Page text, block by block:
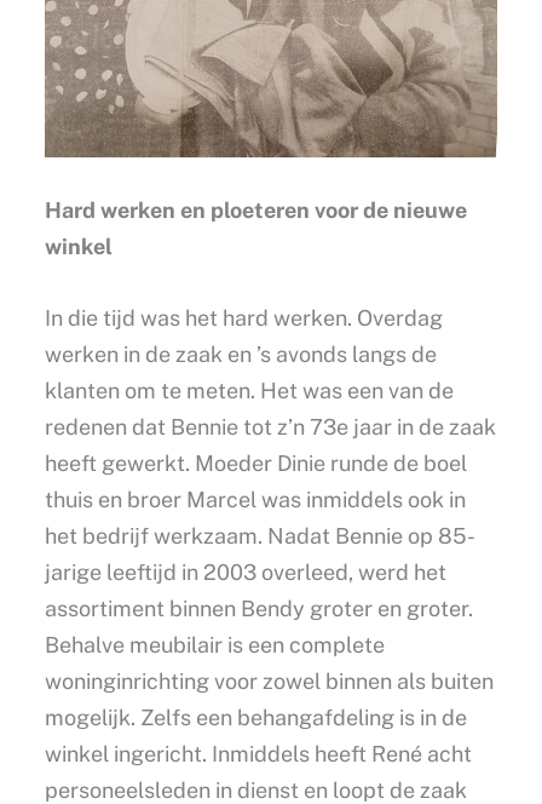
Hard werken en ploeteren voor de nieuwe
winkel
In die tijd was het hard werken. Overdag
werken in de zaak en ’s avonds langs de
klanten om te meten. Het was een van de
redenen dat Bennie tot z’n 73e jaar in de zaak
heeft gewerkt. Moeder Dinie runde de boel
thuis en broer Marcel was inmiddels ook in
het bedrijf werkzaam. Nadat Bennie op 85-
jarige leeftijd in 2003 overleed, werd het
assortiment binnen Bendy groter en groter.
Behalve meubilair is een complete
woninginrichting voor zowel binnen als buiten
mogelijk. Zelfs een behangafdeling is in de
winkel ingericht. Inmiddels heeft René acht
personeelsleden in dienst en loopt de zaak